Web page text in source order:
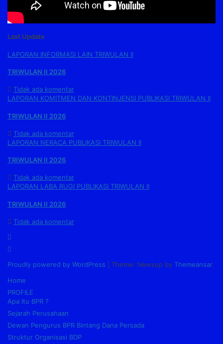
Last Update
LAPORAN INFORMASI LAIN TRIWULAN II
TRIWULAN II 2026
Tidak ada komentar
LAPORAN KOMITMEN DAN KONTINJENSI PUBLIKASI TRIWULAN II
TRIWULAN II 2026
Tidak ada komentar
LAPORAN NERACA PUBLIKASI TRIWULAN II
TRIWULAN II 2026
Tidak ada komentar
LAPORAN LABA RUGI PUBLIKASI TRIWULAN II
TRIWULAN II 2026
Tidak ada komentar
Proudly powered by WordPress Theme: Newsup by Themeansar.
Home
PROFILE
Apa Itu BPR ?
Sejarah Perusahaan
Dewan Pengurus BPR Bintang Dana Persada
Struktur Organisasi BDP